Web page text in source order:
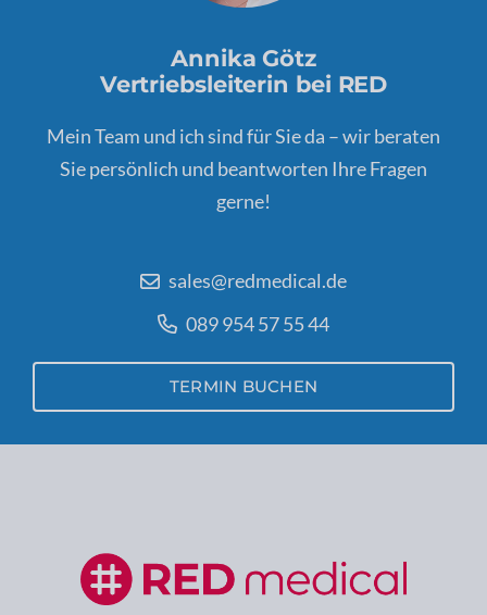
Annika Götz
Vertriebsleiterin bei RED
Mein Team und ich sind für Sie da – wir beraten
Sie persönlich und beantworten Ihre Fragen
gerne!
sales@redmedical.de
089 954 57 55 44
TERMIN BUCHEN